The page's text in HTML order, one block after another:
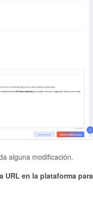
alguna modificación.
URL en la plataforma para